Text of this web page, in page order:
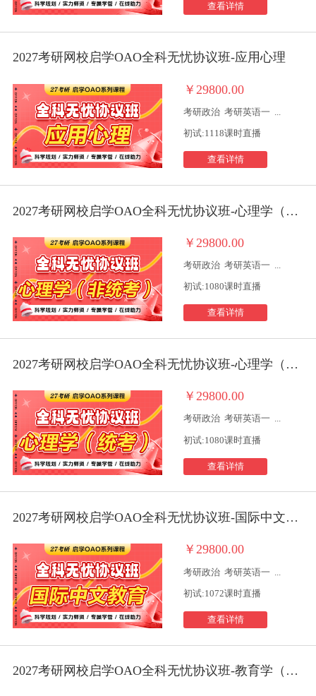
查看详情
2027考研网校启学OAO全科无忧协议班-应用心理
￥29800.00
考研政治 考研英语一 ...
初试:1118课时直播
查看详情
2027考研网校启学OAO全科无忧协议班-心理学（非统考）
￥29800.00
考研政治 考研英语一 ...
初试:1080课时直播
查看详情
2027考研网校启学OAO全科无忧协议班-心理学（统考）
￥29800.00
考研政治 考研英语一 ...
初试:1080课时直播
查看详情
2027考研网校启学OAO全科无忧协议班-国际中文教育
￥29800.00
考研政治 考研英语一
初试:1072课时直播
查看详情
2027考研网校启学OAO全科无忧协议班-教育学（非统考）